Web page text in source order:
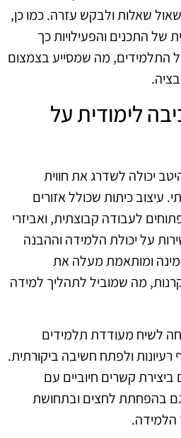
שאלות ולבקש עזרה. כמו כן,
של התכנים והפעילויות כך
התלמידים, מה שמסייע בצמצום
לימודית על
יכולה לשדרג את חווית
עיצוב כיתות שכולל אזורים
לעבודה קבוצתית, ואביזרי
על יכולת הלמידה וההבנה
ומותאמת מעלה את
מה שמוביל לתהליך למידה
לשיח מעודדת תלמידים
ולפתח חשיבה ביקורתית.
קשרים חיוביים עם
בהפחתת לחצים ובתחושת
הלמידה.